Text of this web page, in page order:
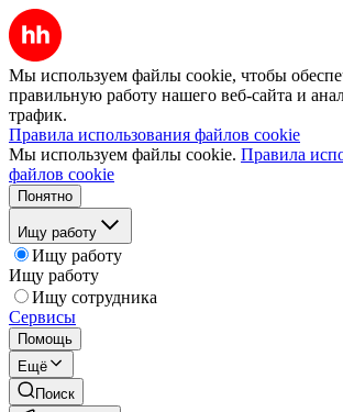
Мы используем файлы cookie, чтобы
правильную работу нашего веб-сайта и
трафик.
Правила использования файлов cookie
Мы используем файлы cookie. Правила
файлов cookie
Понятно
Ищу работу
Ищу работу
Ищу работу
Ищу сотрудника
Сервисы
Помощь
Ещё
Поиск